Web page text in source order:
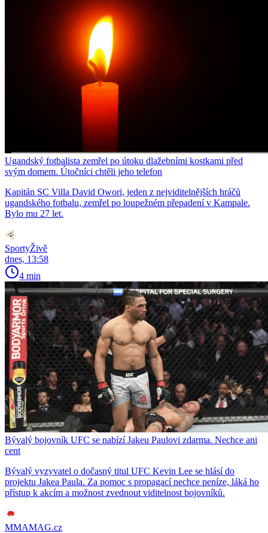
Ugandský fotbalista zemřel po útoku dlažebními kostkami před
svým domem. Útočníci chtěli jeho telefon
Kapitán SC Villa David Owori, jeden z nejviditelnějších hráčů
ugandského fotbalu, zemřel po loupežném přepadení v Kampale.
Bylo mu 27 let.
SportyŽivě
dnes, 13:58
4 min
Bývalý bojovník UFC se nabízí Jakeu Paulovi zdarma. Nechce ani
cent
Bývalý vyzyvatel o dočasný titul UFC Kevin Lee se hlásí do
projektu Jakea Paula. Za pomoc s propagací nechce peníze, láká ho
přístup k akcím a možnost zvednout viditelnost bojovníků.
MMAMAG.cz